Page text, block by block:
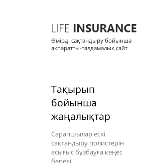
Өмірді сақтандыру бойынша
ақпаратты-талдамалық сайт
Тақырып
бойынша
жаңалықтар
Сарапшылар ескі
сақтандыру полистерін
асығыс бұзбауға кеңес
береді